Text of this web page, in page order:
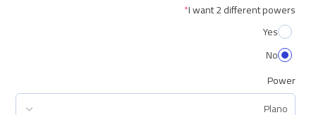
I want 2 different powers
*
Yes
No
Power